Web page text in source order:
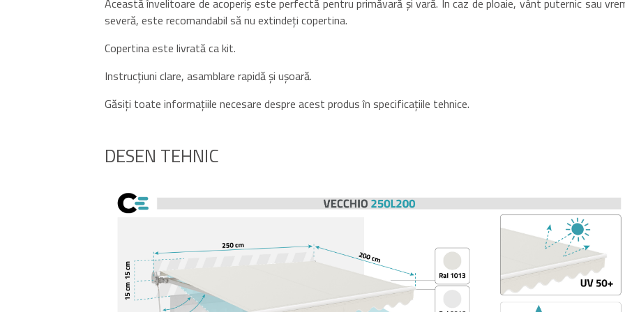
Această învelitoare de acoperiș este perfectă pentru primăvară și vară. În caz de ploaie, vânt puternic sau
severă, este recomandabil să nu extindeți copertina.
Copertina este livrată ca kit.
Instrucțiuni clare, asamblare rapidă și ușoară.
Găsiți toate informațiile necesare despre acest produs în specificațiile tehnice.
DESEN TEHNIC